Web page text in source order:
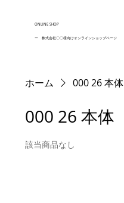
ONLINE SHOP
ー 株式会社〇〇様向けオンラインショップページ
ホーム 000 26 本体
000 26 本体
該当商品なし